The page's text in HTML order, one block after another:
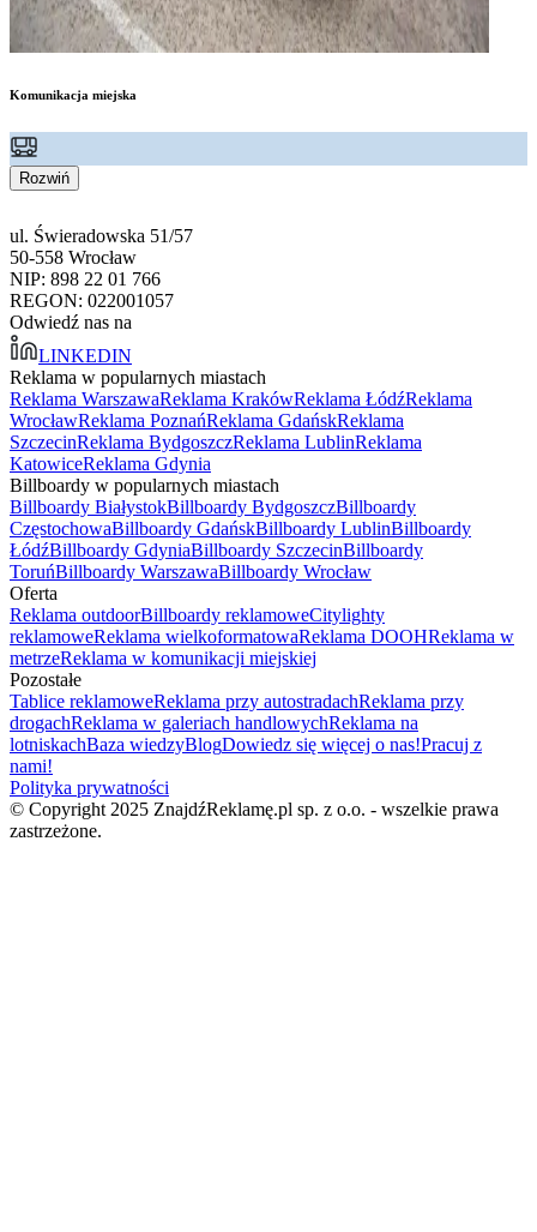
Komunikacja miejska
Rozwiń
ul. Świeradowska 51/57
50-558 Wrocław
NIP: 898 22 01 766
REGON: 022001057
Odwiedź nas na
LINKEDIN
Reklama w popularnych miastach
Reklama WarszawaReklama KrakówReklama ŁódźReklama
WrocławReklama PoznańReklama GdańskReklama
SzczecinReklama BydgoszczReklama LublinReklama
KatowiceReklama Gdynia
Billboardy w popularnych miastach
Billboardy BiałystokBillboardy BydgoszczBillboardy
CzęstochowaBillboardy GdańskBillboardy LublinBillboardy
ŁódźBillboardy GdyniaBillboardy SzczecinBillboardy
ToruńBillboardy WarszawaBillboardy Wrocław
Oferta
Reklama outdoorBillboardy reklamoweCitylighty
reklamoweReklama wielkoformatowaReklama DOOHReklama w
metrzeReklama w komunikacji miejskiej
Pozostałe
Tablice reklamoweReklama przy autostradachReklama przy
drogachReklama w galeriach handlowychReklama na
lotniskachBaza wiedzyBlogDowiedz się więcej o nas!Pracuj z
nami!
Polityka prywatności
© Copyright 2025 ZnajdźReklamę.pl sp. z o.o. - wszelkie prawa
zastrzeżone.